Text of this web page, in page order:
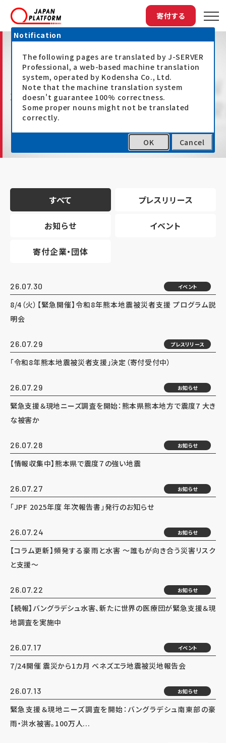
寄付する
最新情報
すべて プレスリリース
お知らせ イベント
寄付企業・団体
26.07.30 イベント
8/4（火）【緊急開催】令和8年熊本地震被災者支援 プログラム説
明会
26.07.29 プレスリリース
「令和8年熊本地震被災者支援」決定（寄付受付中）
26.07.29 お知らせ
緊急支援＆現地ニーズ調査を開始：熊本県熊本地方で震度7 大き
な被害か
26.07.28 お知らせ
【情報収集中】熊本県で震度７の強い地震
26.07.27 お知らせ
「JPF 2025年度 年次報告書」発行のお知らせ
26.07.24 お知らせ
【コラム更新】頻発する豪雨と水害 ～誰もが向き合う災害リスク
と支援～
26.07.22 お知らせ
【続報】バングラデシュ水害、新たに世界の医療団が緊急支援＆現
地調査を実施中
26.07.17 イベント
7/24開催 震災から1カ月 ベネズエラ地震被災地報告会
26.07.13 お知らせ
緊急支援＆現地ニーズ調査を開始：バングラデシュ南東部の豪
雨・洪水被害。100万人...
Notification
The following pages are translated by J-SERVER
Professional, a web-based machine translation
system, operated by Kodensha Co., Ltd.
Note that the machine translation system
doesn't guarantee 100% correctness.
Some proper nouns might not be translated
correctly.
OK Cancel